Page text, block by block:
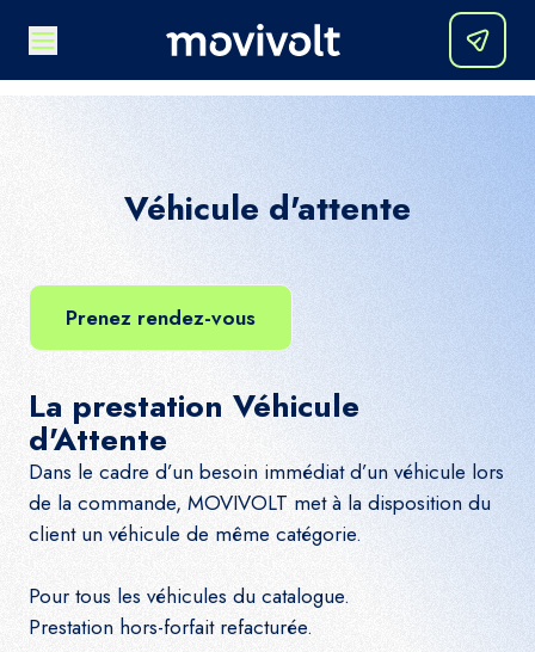
Véhicule d'attente
Prenez rendez-vous
La prestation Véhicule
d'Attente
Dans le cadre d’un besoin immédiat d’un véhicule lors
de la commande, MOVIVOLT met à la disposition du
client un véhicule de même catégorie.
Pour tous les véhicules du catalogue.
Prestation hors-forfait refacturée.